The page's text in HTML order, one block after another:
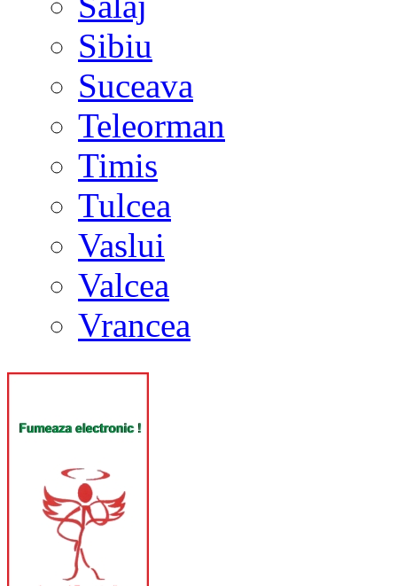
Sibiu
Suceava
Teleorman
Timis
Tulcea
Vaslui
Valcea
Vrancea